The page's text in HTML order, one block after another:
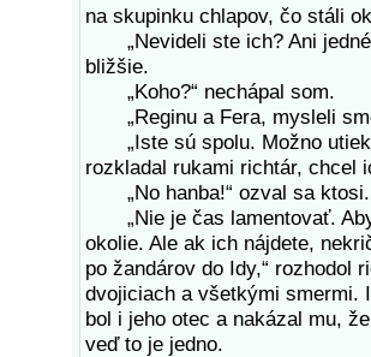
na skupinku chlapov, čo stáli
„Nevideli ste ich? Ani
bližšie.
„Koho?“ nechápal som.
„Reginu a Fera, mysleli
„Iste sú spolu. Možno
rozkladal rukami richtár, chcel
„No hanba!“ ozval sa ktosi.
„Nie je čas lamentovať. Aby
okolie. Ale ak ich nájdete,
po žandárov do Idy,“ rozhodol
dvojiciach a všetkými smermi.
bol i jeho otec a nakázal mu,
veď to je jedno.